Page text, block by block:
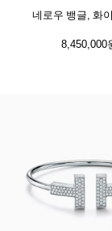
네로우 뱅글, 화
8,450,000